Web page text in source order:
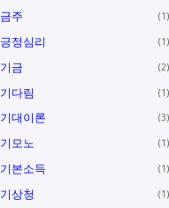
금주 1
긍정심리 1
기금 2
기다림 1
기대이론 3
기모노 1
기본소득 1
기상청 1